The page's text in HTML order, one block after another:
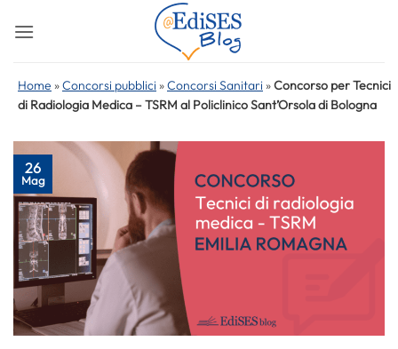
Home »Concorsi pubblici »Concorsi Sanitari »Concorso per Tecnici
di Radiologia Medica – TSRM al Policlinico Sant’Orsola di Bologna
26
Mag